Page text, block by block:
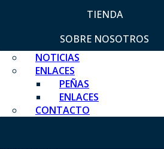
TIENDA
SOBRE NOSOTROS
NOTICIAS
ENLACES
PEÑAS
ENLACES
CONTACTO